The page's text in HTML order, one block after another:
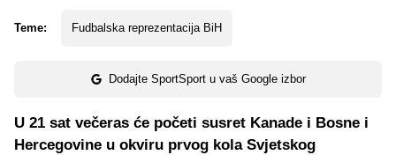
Teme: Fudbalska reprezentacija BiH
Dodajte SportSport u vaš Google izbor
U 21 sat večeras će početi susret Kanade i Bosne i
Hercegovine u okviru prvog kola Svjetskog